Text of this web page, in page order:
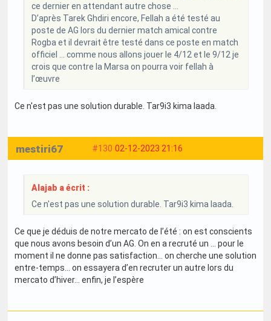
ce dernier en attendant autre chose …
D’après Tarek Ghdiri encore, Fellah a été testé au
poste de AG lors du dernier match amical contre
Rogba et il devrait être testé dans ce poste en match
officiel … comme nous allons jouer le 4/12 et le 9/12 je
crois que contre la Marsa on pourra voir fellah à
l’œuvre
Ce n'est pas une solution durable. Tar9i3 kima laada.
#130 02-12-2023 21:16
mestiri67
Alajab a écrit :
Ce n'est pas une solution durable. Tar9i3 kima laada.
Ce que je déduis de notre mercato de l’été : on est conscients
que nous avons besoin d’un AG. On en a recruté un … pour le
moment il ne donne pas satisfaction… on cherche une solution
entre-temps… on essayera d’en recruter un autre lors du
mercato d’hiver… enfin, je l’espère